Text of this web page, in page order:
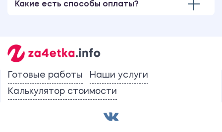
Какие есть способы оплаты?
Готовые работы
Наши услуги
Калькулятор стоимости